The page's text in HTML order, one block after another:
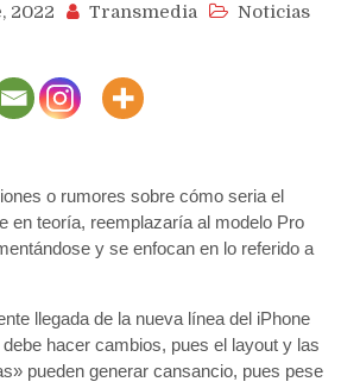
2022 Transmedia Noticias
o rumores sobre cómo seria el
en teoría, reemplazaría al modelo Pro
y se enfocan en lo referido a
llegada de la nueva línea del iPhone
hacer cambios, pues el layout y las
pueden generar cansancio, pues pese